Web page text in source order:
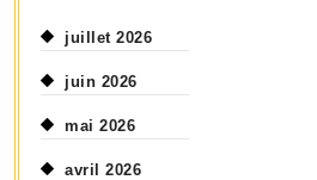
juillet 2026
juin 2026
mai 2026
avril 2026